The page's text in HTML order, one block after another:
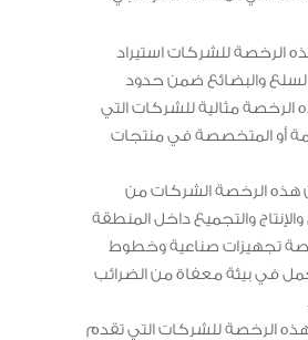
الرخصة للشركات استيراد
والبضائع ضمن حدود
الرخصة مثالية للشركات التي
أو المتخصصة في منتجات
هذه الرخصة الشركات من
والتجميع داخل المنطقة
تجهيزات صناعية وخطوط
في بيئة معفاة من الضرائب
الرخصة للشركات التي تقدم